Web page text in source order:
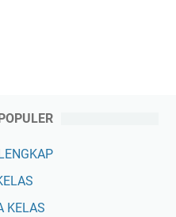
KELAS